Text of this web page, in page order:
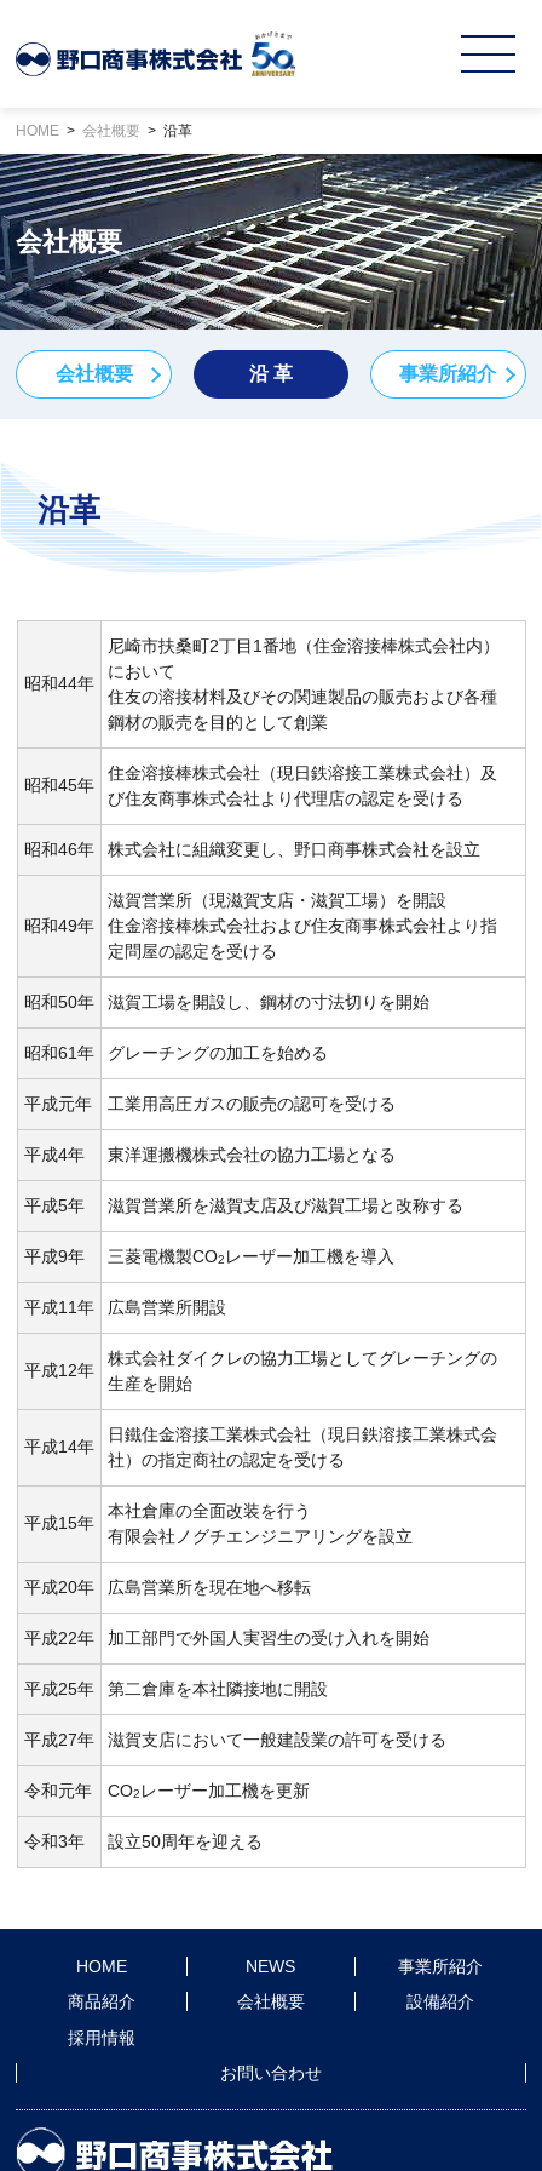
HOME 会社概要 沿革
会社概要
会社概要 沿 革 事業所紹介
沿革
昭和44年
尼崎市扶桑町2丁目1番地（住金溶接棒株式会社内）
において
住友の溶接材料及びその関連製品の販売および各種
鋼材の販売を目的として創業
昭和45年
住金溶接棒株式会社（現日鉄溶接工業株式会社）及
び住友商事株式会社より代理店の認定を受ける
昭和46年 株式会社に組織変更し、野口商事株式会社を設立
昭和49年
滋賀営業所（現滋賀支店・滋賀工場）を開設
住金溶接棒株式会社および住友商事株式会社より指
定問屋の認定を受ける
昭和50年 滋賀工場を開設し、鋼材の寸法切りを開始
昭和61年 グレーチングの加工を始める
平成元年 工業用高圧ガスの販売の認可を受ける
平成4年 東洋運搬機株式会社の協力工場となる
平成5年 滋賀営業所を滋賀支店及び滋賀工場と改称する
平成9年 三菱電機製CO2 レーザー加工機を導入
平成11年 広島営業所開設
平成12年
株式会社ダイクレの協力工場としてグレーチングの
生産を開始
平成14年
日鐵住金溶接工業株式会社（現日鉄溶接工業株式会
社）の指定商社の認定を受ける
平成15年
本社倉庫の全面改装を行う
有限会社ノグチエンジニアリングを設立
平成20年 広島営業所を現在地へ移転
平成22年 加工部門で外国人実習生の受け入れを開始
平成25年 第二倉庫を本社隣接地に開設
平成27年 滋賀支店において一般建設業の許可を受ける
令和元年 CO2 レーザー加工機を更新
令和3年 設立50周年を迎える
HOME NEWS
事業所紹介
商品紹介
会社概要
設備紹介
採用情報
お問い合わせ